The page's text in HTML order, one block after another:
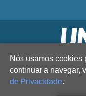
Nós usamos cookies
continuar a navegar,
de Privacidade.